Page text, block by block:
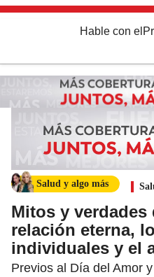
Hable con el
Salud y algo más
Mitos y verdades
relación eterna,
individuales y el
Previos al Día del Amor